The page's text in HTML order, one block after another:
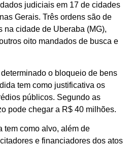
judiciais em 17 de cidades
Gerais. Três ordens são de
na cidade de Uberaba (MG),
oito mandados de busca e
o bloqueio de bens
tem como justificativa os
públicos. Segundo as
pode chegar a R$ 40 milhões.
tem como alvo, além de
e financiadores dos atos